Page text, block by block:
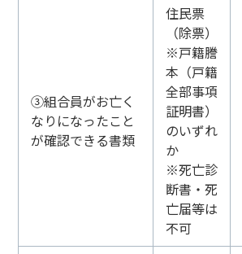
③組合員がお亡く
なりになったこと
が確認できる書類
住民票
（除票）
※戸籍謄
本（戸籍
全部事項
証明書）
のいずれ
か
※死亡診
断書・死
亡届等は
不可